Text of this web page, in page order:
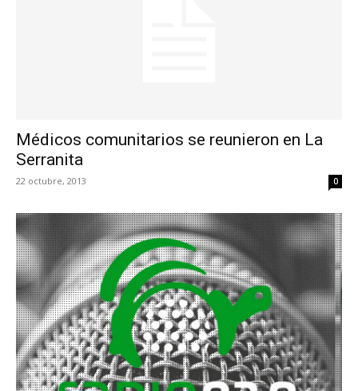
Médicos comunitarios se reunieron en La
Serranita
22 octubre, 2013 0